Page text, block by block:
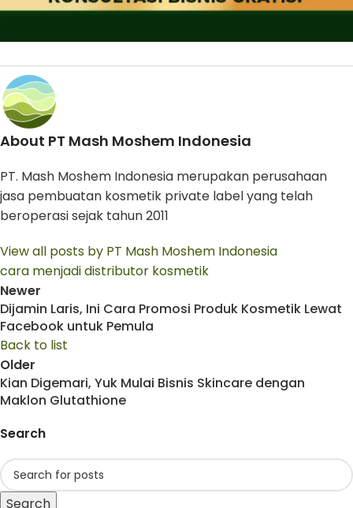
About PT Mash Moshem Indonesia
PT. Mash Moshem Indonesia merupakan perusahaan
jasa pembuatan kosmetik private label yang telah
beroperasi sejak tahun 2011
View all posts by PT Mash Moshem Indonesia
cara menjadi distributor kosmetik
Newer
Dijamin Laris, Ini Cara Promosi Produk Kosmetik Lewat
Facebook untuk Pemula
Back to list
Older
Kian Digemari, Yuk Mulai Bisnis Skincare dengan
Maklon Glutathione
Search
Search